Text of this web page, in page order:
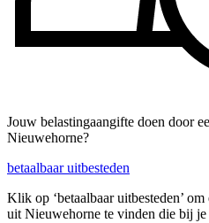
Jouw belastingaangifte doen door
Nieuwehorne?
betaalbaar uitbesteden
Klik op ‘betaalbaar uitbesteden’
uit Nieuwehorne te vinden die bij